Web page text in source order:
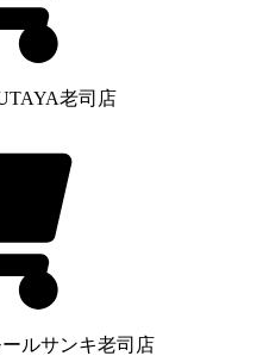
老司店
ルサンキ老司店